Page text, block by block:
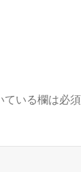
ている欄は必